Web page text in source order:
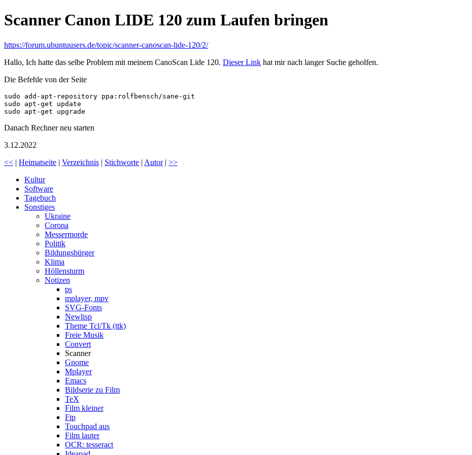
Scanner Canon LIDE 120 zum Laufen bringen
https://forum.ubuntuusers.de/topic/scanner-canoscan-lide-120/2/
Hallo, Ich hatte das selbe Problem mit meinem CanoScan Lide 120. Dieser Link hat mir nach langer Suche geholfen.
Die Befehle von der Seite
sudo add-apt-repository ppa:rolfbensch/sane-git
sudo apt-get update
Danach Rechner neu starten
3.12.2022
<< | Heimatseite | Verzeichnis | Stichworte | Autor| >>
Kultur
Software
Tagebuch
Sonstiges
Ukraine
Corona
Messermorde
Politik
Bildungsbürger
Klima
Höllensturm
Notizen
ps
mplayer, mpv
SVG-Fonts
Newlisp
Theme Tcl/Tk (ttk)
Freie Musik
Convert
Scanner
Gnome
Mplayer
Emacs
Bildserie zu Film
TeX
Film kleiner
Ftp
Touchpad aus
Film lauter
OCR: tesseract